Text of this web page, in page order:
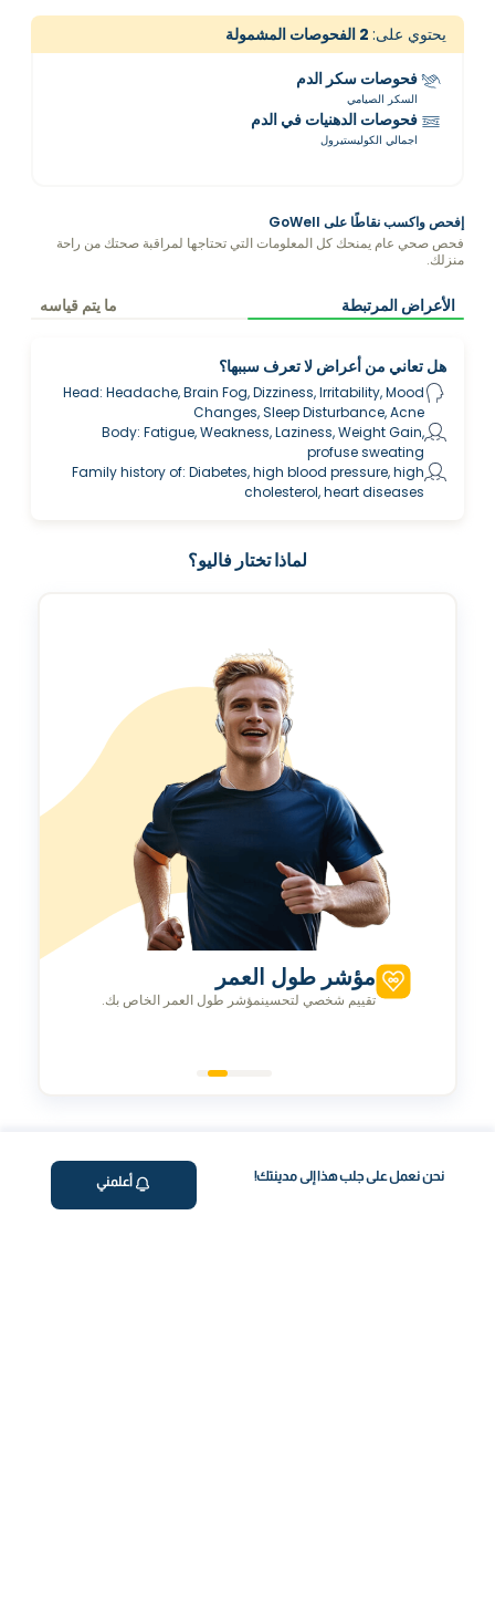
نحن نعمل على جلب هذا إلى مدينتك! أعلمني
يحتوي على: 2 الفحوصات المشمولة
فحوصات سكر الدم
السكر الصيامي
فحوصات الدهنيات في الدم
اجمالي الكوليستيرول
إفحص واكسب نقاطًا على GoWell
فحص صحي عام يمنحك كل المعلومات التي تحتاجها لمراقبة صحتك من راحة
منزلك.
الأعراض المرتبطة ما يتم قياسه
هل تعاني من أعراض لا تعرف سببها؟
Head: Headache, Brain Fog, Dizziness, Irritability, Mood
Changes, Sleep Disturbance, Acne
Body: Fatigue, Weakness, Laziness, Weight Gain,
profuse sweating
Family history of: Diabetes, high blood pressure, high
cholesterol, heart diseases
لماذا تختار فاليو؟
مؤشر طول العمر
تقييم شخصي لتحسينمؤشر طول العمر الخاص بك.